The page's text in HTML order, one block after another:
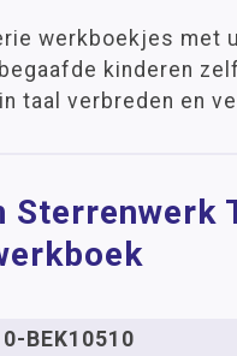
werkboekjes met
kinderen
taal verbreden en
Sterrenwerk
BEK10510